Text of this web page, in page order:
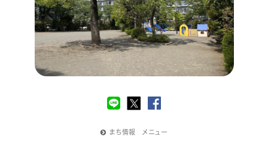
まち情報 メニュー